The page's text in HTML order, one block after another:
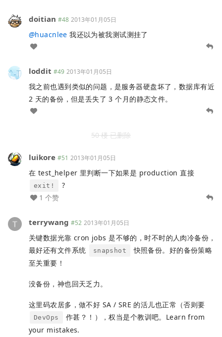
doitian #48 2013年01月05日
@huacnlee 我还以为被我测试测挂了
loddit #49 2013年01月05日
我之前也遇到类似的问题，是服务器硬盘坏了，数据库有近
2 天的备份，但是丢失了 3 个月的静态文件。
50 楼 已删除
luikore #51 2013年01月05日
在 test_helper 里判断一下如果是 production 直接
exit!
?
1 个赞
terrywang #52 2013年01月05日
关键数据光靠 cron jobs 是不够的，时不时的人肉冷备份，
最好还有文件系统
snapshot
快照备份。好的备份策略
至关重要！
没备份，神也回天乏力。
这里码农居多，做不好 SA / SRE 的活儿也正常（否则要
DevOps
作甚？！），权当是个教训吧。Learn from
your mistakes.